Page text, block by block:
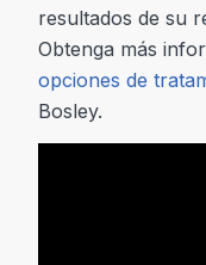
resultados de su
Obtenga más
opciones de
Bosley.